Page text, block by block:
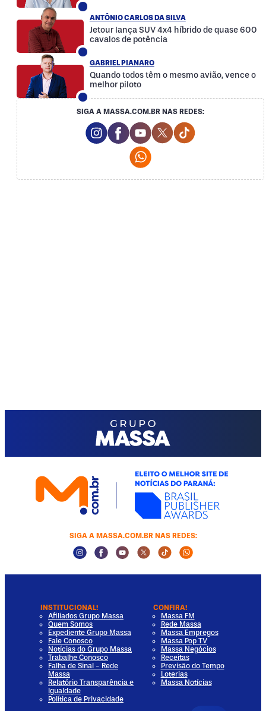
ANTÔNIO CARLOS DA SILVA
Jetour lança SUV 4x4 híbrido de quase 600
cavalos de potência
GABRIEL PIANARO
Quando todos têm o mesmo avião, vence o
melhor piloto
SIGA A MASSA.COM.BR NAS REDES:
Instagram Social Media
Facebook Social Media
Youtube Social Media
Twitter Social Media
Tiktok Social
Whatsapp Social Media
SIGA A MASSA.COM.BR NAS REDES:
Instagram Social Media
Facebook Social Media
Youtube Social Media
Twitter Social Media
Tiktok Social Media
Whatsapp
INSTITUCIONAL!
Afiliados Grupo Massa
Quem Somos
Expediente Grupo Massa
Fale Conosco
Notícias do Grupo Massa
Trabalhe Conosco
Falha de Sinal - Rede
Massa
Relatório Transparência e
Igualdade
Política de Privacidade
CONFIRA!
Massa FM
Rede Massa
Massa Empregos
Massa Pop TV
Massa Negócios
Receitas
Previsão do Tempo
Loterias
Massa Notícias